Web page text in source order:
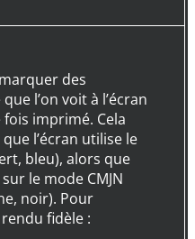
des
l’on voit à l’écran
imprimé. Cela
l’écran utilise le
bleu), alors que
le mode CMJN
noir). Pour
rendu fidèle :